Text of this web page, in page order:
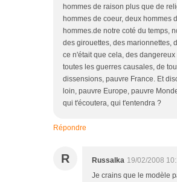
hommes de raison plus que de
hommes de coeur, deux hommes
hommes.de notre coté du temps,
des girouettes, des marionnettes,
ce n'était que cela, des
toutes les guerres causales, de
dissensions, pauvre France. Et
loin, pauvre Europe, pauvre
qui t'écoutera, qui t'entendra ?
Répondre
R Russalka 19/02/2008
Je crains que le modèle